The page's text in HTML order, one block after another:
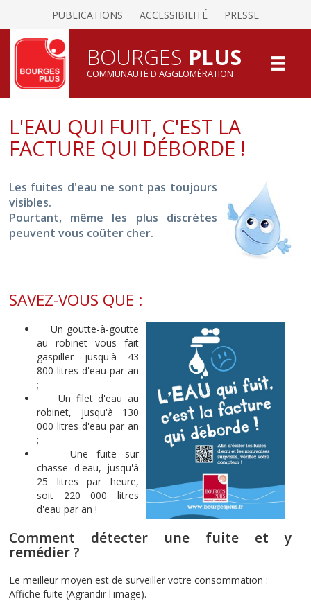
PUBLICATIONS ACCESSIBILITÉ PRESSE
BOURGES PLUS
COMMUNAUTÉ D'AGGLOMÉRATION
L'EAU QUI FUIT, C'EST LA
FACTURE QUI DÉBORDE !
Les fuites d'eau ne sont pas toujours
visibles.
Pourtant, même les plus discrètes
peuvent vous coûter cher.
SAVEZ-VOUS QUE :
Un goutte-à-goutte
au robinet vous fait
gaspiller jusqu'à 43
800 litres d'eau par an
;
Un filet d'eau au
robinet, jusqu'à 130
000 litres d'eau par an
;
Une fuite sur
chasse d'eau, jusqu'à
25 litres par heure,
soit 220 000 litres
d'eau par an !
Comment détecter une fuite et y
remédier ?
Le meilleur moyen est de surveiller votre consommation :
Affiche fuite (Agrandir l'image).